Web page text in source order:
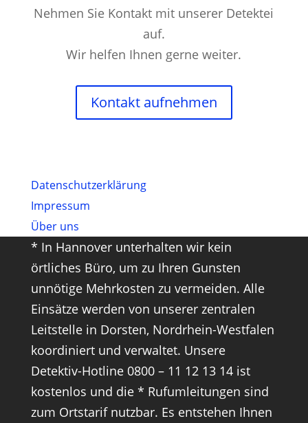
Nehmen Sie Kontakt mit unserer Detektei
auf.
Wir helfen Ihnen gerne weiter.
Kontakt aufnehmen
Datenschutz­erklärung
Impressum
Über uns
* In Hannover unterhalten wir kein
örtliches Büro, um zu Ihren Gunsten
unnötige Mehrkosten zu vermeiden. Alle
Einsätze werden von unserer zentralen
Leitstelle in Dorsten, Nordrhein-Westfalen
koordiniert und verwaltet. Unsere
Detektiv-Hotline 0800 – 11 12 13 14 ist
kostenlos und die * Rufumleitungen sind
zum Ortstarif nutzbar. Es entstehen Ihnen